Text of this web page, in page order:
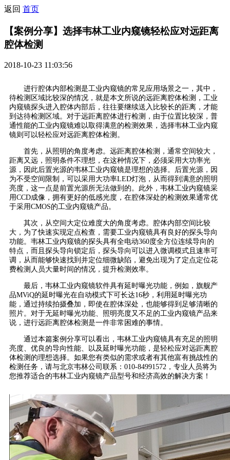
返回 首页
【案例分享】选择韦林工业内窥镜轻松应对远距离
腔体检测
2018-10-23 11:03:56
进行腔体内部检测是工业内窥镜的常见应用场景之一，其中，
待检测区域比较深的情况，就是本文所说的远距离腔体检测，工业
内窥镜探头进入腔体内部后，往往要继续送入比较长的距离，才能
到达待检测区域。对于远距离腔体进行检测，由于位置比较深，普
通性能的工业内窥镜难以取得满意的检测效果，选择韦林工业内窥
镜则可以轻松应对远距离腔体检测。
首先，从照明的角度考虑。远距离腔体检测，通常空间较大，
距离又远，照明条件不理想，在这种情况下，必须采用大功率光
源，因此后置光源的韦林工业内窥镜是理想的选择。后置光源，因
为不受空间限制，可以采用大功率LED灯泡，从而得到满意的照明
亮度，这一点是前置光源所无法做到的。此外，韦林工业内窥镜采
用CCD成像，拥有更好的低感光度，在腔体深处的检测效果通常优
于采用CMOS的工业内窥镜产品。
其次，从空间大定位难度大的角度考虑。腔体内部空间比较
大，为了快速实现定点检查，需要工业内窥镜具有良好的探头导向
功能。韦林工业内窥镜的探头具有全电动360度全方位连续导向的
特点，而且探头导向锁定后，探头导向可以进入微调模式且速率可
调，从而能够快速找到并定位细微缺陷，避免出现为了定点定位花
费检测人员大量时间的情况，提升检测效率。
最后，韦林工业内窥镜软件具有延时曝光功能，例如，旗舰产
品MViQ的延时曝光在自动模式下可长达16秒，利用延时曝光功
能，通过持续拍摄叠加，即使在腔体深处，也能够得到足够清晰的
照片。对于无延时曝光功能、照明亮度又不足的工业内窥镜产品来
说，进行远距离腔体检测是一件非常困难的事情。
通过本篇案例分享可以看出，韦林工业内窥镜具有充足的照明
亮度、优良的导向性能、以及延时曝光功能，是轻松应对远距离腔
体检测的理想选择。如果您有类似的需求或者有其他富有挑战性的
检测任务，请与北京韦林公司联系：010-84991572，专业人员将为
您推荐适合的韦林工业内窥镜产品型号和经济高效的解决方案！